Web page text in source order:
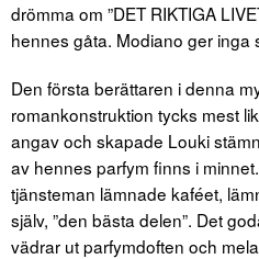
drömma om ”DET RIKTIGA
hennes gåta. Modiano ger inga
Den första berättaren i denna
romankonstruktion tycks mest
angav och skapade Louki
av hennes parfym finns i
tjänsteman lämnade kaféet,
själv, ”den bästa delen”. Det
vädrar ut parfymdoften och